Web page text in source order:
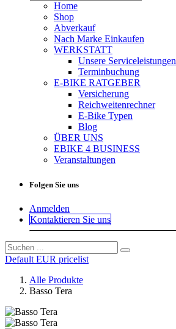
Home
Shop
Abverkauf
Nach Marke Einkaufen
WERKSTATT
Unsere Serviceleistungen
Terminbuchung
E-BIKE RATGEBER
Versicherung
Reichweitenrechner
E-Bike Typen
Blog
ÜBER UNS
EBIKE 4 BUSINESS
Veranstaltungen
Folgen Sie uns
Anmelden
Kontaktieren Sie uns
Default EUR pricelist
Alle Produkte
Basso Tera